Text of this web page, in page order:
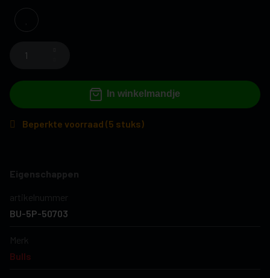
In winkelmandje
Beperkte voorraad (5 stuks)
Eigenschappen
artikelnummer
BU-5P-50703
Merk
Bulls